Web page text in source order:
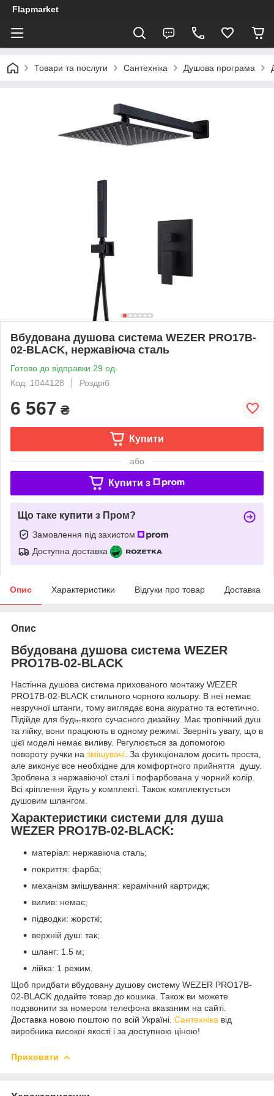
Flapmarket
Товари та послуги Сантехніка Душова програма
Вбудована душова система WEZER PRO17B-
02-BLACK, нержавіюча сталь
Готово до відправки 29 од.
Код: 1044128
Роздріб
6 567 ₴
Купити
або
Купити з
Що таке купити з Пром?
Замовлення під захистом
Доступна доставка
Опис Характеристики Відгуки про товар Доставка
Опис
Вбудована душова система WEZER
PRO17B-02-BLACK
Настінна душова система прихованого монтажу WEZER
PRO17B-02-BLACK стильного чорного кольору. В неї немає
незручної штанги, тому виглядає вона акуратно та естетично.
Підійде для будь-якого сучасного дизайну. Має тропічний душ
та лійку, вони працюють в одному режимі. Зверніть увагу, що в
цієї моделі немає виливу. Регулюється за допомогою
повороту ручки на змішувачі. За функціоналом досить проста,
але виконує все необхідне для комфортного прийняття душу.
Зроблена з нержавіючої сталі і пофарбована у чорний колір.
Всі кріплення йдуть у комплекті. Також комплектується
душовим шлангом.
Характеристики системи для душа
WEZER PRO17B-02-BLACK:
матеріал: нержавіюча сталь;
покриття: фарба;
механізм змішування: керамічний картридж;
вилив: немає;
підводки: жорсткі;
верхній душ: так;
шланг: 1.5 м;
лійка: 1 режим.
Щоб придбати вбудовану душову систему WEZER PRO17B-
02-BLACK додайте товар до кошика. Також ви можете
подзвонити за номером телефона вказаним на сайті.
Доставка новою поштою по всій Україні. Сантехніка від
виробника високої якості і за доступною ціною!
Приховати